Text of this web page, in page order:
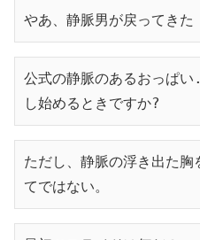
やあ、静脈男が戻ってきた
公式の静脈のあるおっぱ
し始めるときですか?
ただし、静脈の浮き出た
てではない。